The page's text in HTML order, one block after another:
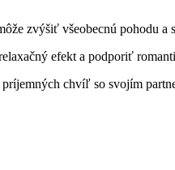
zvýšiť všeobecnú pohodu a
efekt a podporiť
chvíľ so svojím